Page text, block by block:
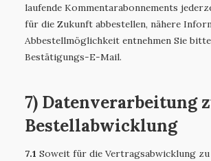
laufende Kommentarabonnements
für die Zukunft abbestellen, nähere
Abbestellmöglichkeit entnehmen Sie
Bestätigungs-E-Mail.
7) Datenverarbeitung
Bestellabwicklung
7.1 Soweit für die Vertragsabwicklung